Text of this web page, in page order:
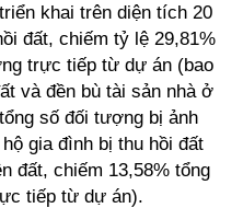
khai trên diện tích 20
đất, chiếm tỷ lệ 29,81%
trực tiếp từ dự án (bao
và đền bù tài sản nhà ở
số đối tượng bị ảnh
gia đình bị thu hồi đất
đất, chiếm 13,58% tổng
tiếp từ dự án).